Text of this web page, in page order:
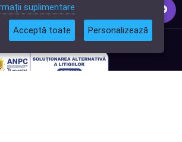
suplimentare
Acceptă toate Personalizează